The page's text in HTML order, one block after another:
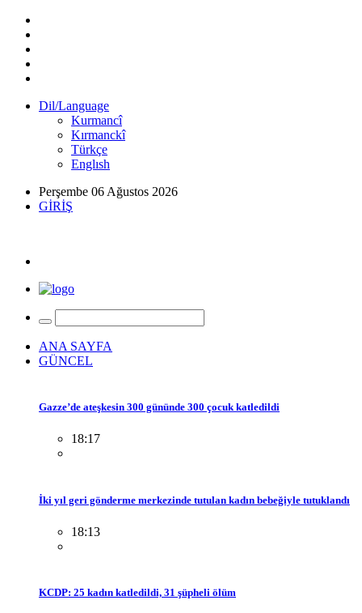
Dil/Language
Kurmancî
Kırmanckî
Türkçe
Englısh
Perşembe 06 Ağustos 2026
GİRİŞ
ANA SAYFA
GÜNCEL
Gazze’de ateşkesin 300 gününde 300 çocuk katledildi
18:17
İki yıl geri gönderme merkezinde tutulan kadın bebeğiyle tutuklandı
18:13
KCDP: 25 kadın katledildi, 31 şüpheli ölüm